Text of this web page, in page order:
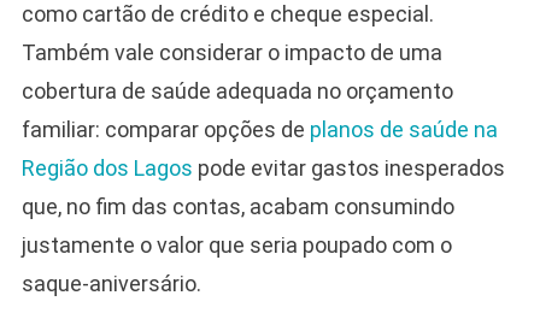
como cartão de crédito e cheque especial.
Também vale considerar o impacto de uma
cobertura de saúde adequada no orçamento
familiar: comparar opções de planos de saúde na
Região dos Lagos pode evitar gastos inesperados
que, no fim das contas, acabam consumindo
justamente o valor que seria poupado com o
saque-aniversário.